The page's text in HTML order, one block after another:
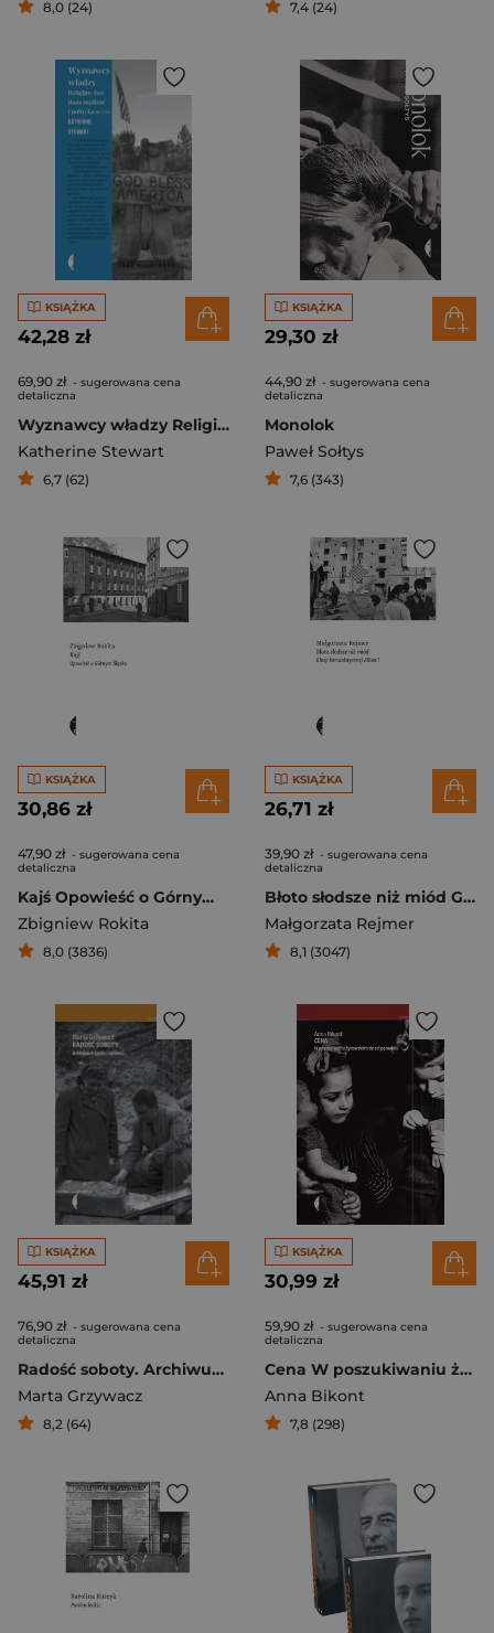
8,0 (24) 7,4 (24)
KSIĄŻKA
42,28 zł
69,90 zł - sugerowana cena
detaliczna
Wyznawcy władzy Religijny fundamentalizm i polityka w USA
Katherine Stewart
6,7 (62)
KSIĄŻKA
29,30 zł
44,90 zł - sugerowana cena
detaliczna
Monolok
Paweł Sołtys
7,6 (343)
KSIĄŻKA
30,86 zł
47,90 zł - sugerowana cena
detaliczna
Kajś Opowieść o Górnym Śląsku
Zbigniew Rokita
8,0 (3836)
KSIĄŻKA
26,71 zł
39,90 zł - sugerowana cena
detaliczna
Błoto słodsze niż miód Głosy komunistycznej Albanii
Małgorzata Rejmer
8,1 (3047)
KSIĄŻKA
45,91 zł
76,90 zł - sugerowana cena
detaliczna
Radość soboty. Archiwum życia i śmierci
Marta Grzywacz
8,2 (64)
KSIĄŻKA
30,99 zł
59,90 zł - sugerowana cena
detaliczna
Cena W poszukiwaniu żydowskich dzieci po wojnie
Anna Bikont
7,8 (298)